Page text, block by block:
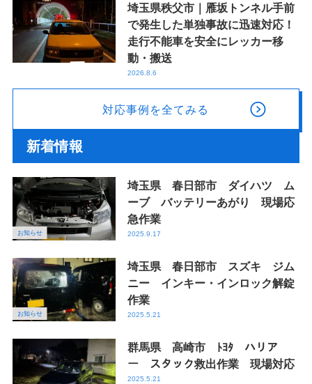
埼玉県秩父市｜雁坂トンネル手前
で発生した単独事故に迅速対応！
走行不能車を安全にレッカー移
動・搬送
2026.8.6
対応事例を全てみる
新着情報
お知らせ
埼玉県 春日部市 ダイハツ ム
ーブ バッテリーあがり 現場応
急作業
2025.9.17
お知らせ
埼玉県 春日部市 スズキ ジム
ニー インキー・インロック解錠
作業
2025.5.21
群馬県 高崎市 ﾄﾖﾀ ハリア
ー スタック救出作業 現場対応
2025.5.21